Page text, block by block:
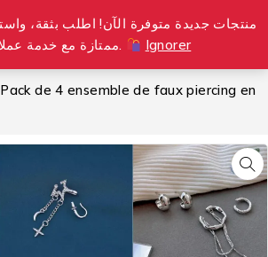
ممتازة مع خدمة عملاء متميزة.
Ignorer
0
Pack de 4 ensemble de faux piercing en